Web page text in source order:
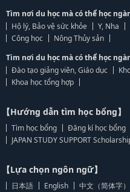
Tìm nơi du học mà có thể học
Hộ lý, Bảo vệ sức khỏe
Y, Nha
Công học
Nông Thủy sản
Tìm nơi du học mà có thể học
Đào tạo giảng viên, Giáo dục
Khoa học tổng hợp
【Hướng dẫn tìm học bổng】
Tìm học bổng
Đăng kí học bổng
JAPAN STUDY SUPPORT
【Lựa chọn ngôn ngữ】
日本語 English 中文（简体字）